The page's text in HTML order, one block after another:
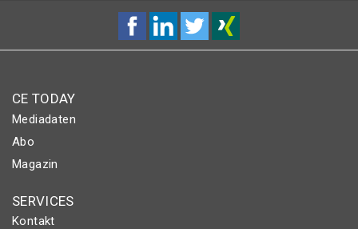
CE TODAY
Mediadaten
Abo
Magazin
SERVICES
Kontakt